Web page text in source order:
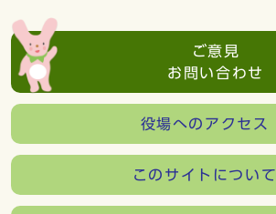
ご意見
お問い合わせ
役場へのアクセス
このサイトについて